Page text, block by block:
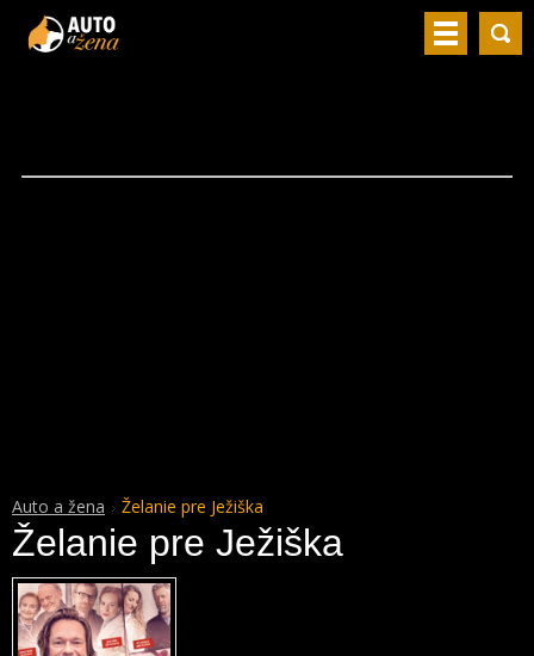
Auto a žena Želanie pre Ježiška
Želanie pre Ježiška